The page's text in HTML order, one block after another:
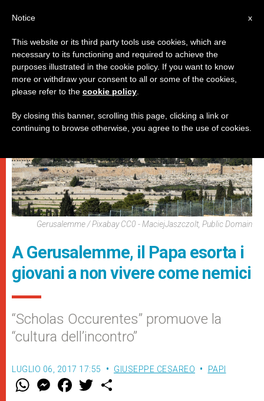
PAPI
Gerusalemme / Pixabay CC0 - MaciejJaszczolt, Public Domain
A Gerusalemme, il Papa esorta i
giovani a non vivere come nemici
“Scholas Occurentes” promuove la
“cultura dell’incontro”
LUGLIO 06, 2017 17:55 GIUSEPPE CESAREO PAPI
W M
e
F
a w
x
Notice
This website or its third party tools use cookies, which are
necessary to its functioning and required to achieve the
purposes illustrated in the cookie policy. If you want to know
more or withdraw your consent to all or some of the cookies,
please refer to the cookie policy
By closing this banner, scrolling this page, clicking a link or
continuing to browse otherwise, you agree to the use of cookies.